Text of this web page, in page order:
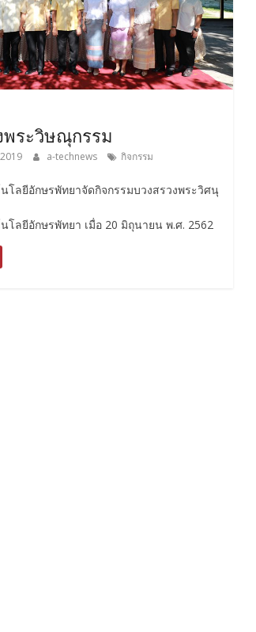
พระวิษณุกรรม
a-technews กิจกรรม
โลยีอักษรพัทยาจัดกิจกรรมบวงสรวงพระวิศนุ
โลยีอักษรพัทยา เมื่อ 20 มิถุนายน พ.ศ. 2562